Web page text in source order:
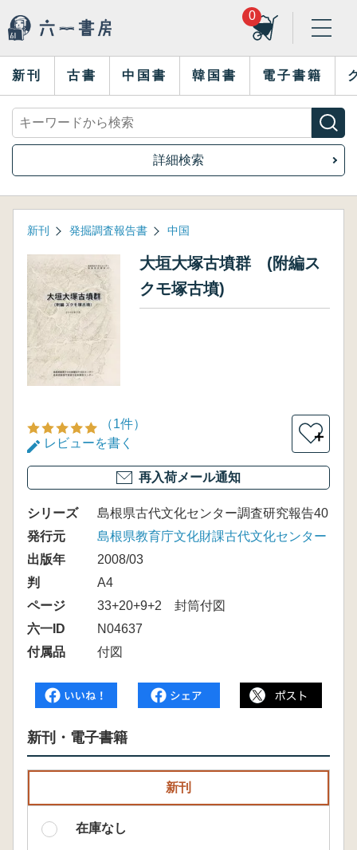
0
新刊 古書 中国書 韓国書 電子書籍
詳細検索
新刊 発掘調査報告書 中国
大垣大塚古墳群 (附編ス
クモ塚古墳)
（1件）
レビューを書く
＋
再入荷メール通知
シリーズ
島根県古代文化センター調査研究報告40
発行元
島根県教育庁文化財課古代文化センター
出版年
2008/03
判
A4
ページ
33+20+9+2 封筒付図
六一ID
N04637
付属品
付図
新刊・電子書籍
新刊
在庫なし